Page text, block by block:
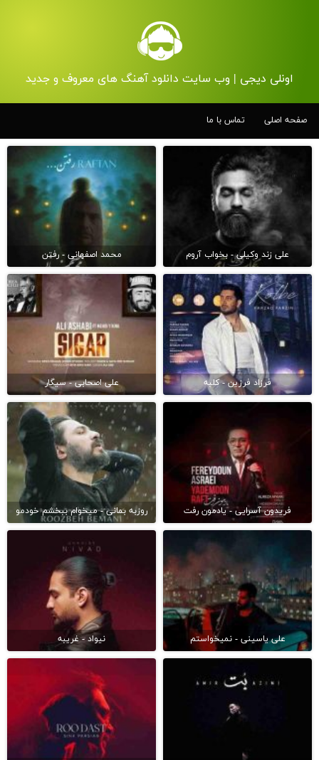
اونلی دیجی | وب سایت دانلود آهنگ های معروف و جدید
صفحه اصلی تماس با ما
علی زند وکیلی - بخواب آروم محمد اصفهانی - رفتن
فرزاد فرزین - کلبه علی اصحابی - سیگار
فریدون آسرایی - یادمون رفت روزبه بمانی - میخوام ببخشم خودمو
علی یاسینی - نمیخواستم نیواد - غریبه